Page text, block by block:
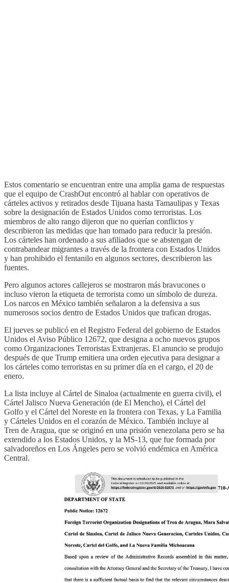
Estos comentario se encuentran entre una amplia gama de respuestas
que el equipo de CrashOut encontró al hablar con operativos de
cárteles activos y retirados desde Tijuana hasta Tamaulipas y Texas
sobre la designación de Estados Unidos como terroristas. Los
miembros de alto rango dijeron que no querían conflictos y
describieron las medidas que han tomado para reducir la presión.
Los cárteles han ordenado a sus afiliados que se abstengan de
contrabandear migrantes a través de la frontera con Estados Unidos
y han prohibido el fentanilo en algunos sectores, describieron las
fuentes.
Pero algunos actores callejeros se mostraron más bravucones o
incluso vieron la etiqueta de terrorista como un símbolo de dureza.
Los narcos en México también señalaron a la defensiva a sus
numerosos socios dentro de Estados Unidos que trafican drogas.
El jueves se publicó en el Registro Federal del gobierno de Estados
Unidos el Aviso Público 12672, que designa a ocho nuevos grupos
como Organizaciones Terroristas Extranjeras. El anuncio se produjo
después de que Trump emitiera una orden ejecutiva para designar a
los cárteles como terroristas en su primer día en el cargo, el 20 de
enero.
La lista incluye al Cártel de Sinaloa (actualmente en guerra civil), el
Cártel Jalisco Nueva Generación (de El Mencho), el Cártel del
Golfo y el Cártel del Noreste en la frontera con Texas, y La Familia
y Cárteles Unidos en el corazón de México. También incluye al
Tren de Aragua, que se originó en una prisión venezolana pero se ha
extendido a los Estados Unidos, y la MS-13, que fue formada por
salvadoreños en Los Ángeles pero se volvió endémica en América
Central.